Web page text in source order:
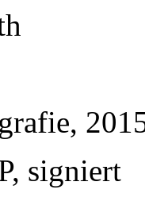
signiert